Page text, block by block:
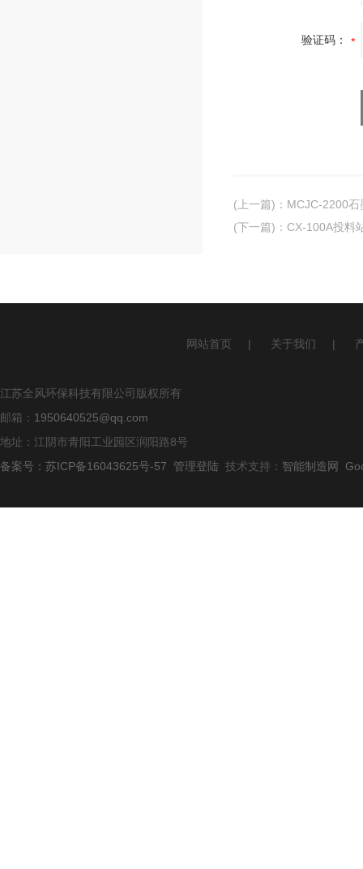
验证码：
(上一篇) ： MCJC-2200
(下一篇) ： CX-100A投料
网站首页 | 关于我们 |
江苏全风环保科技有限公司版权所有
邮箱： 1950640525@qq.com
地址：江阴市青阳工业园区润阳路8号
备案号：苏ICP备16043625号-57
管理登陆 技术支持： 智能制造网